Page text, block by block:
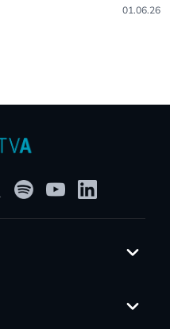
01.06.26